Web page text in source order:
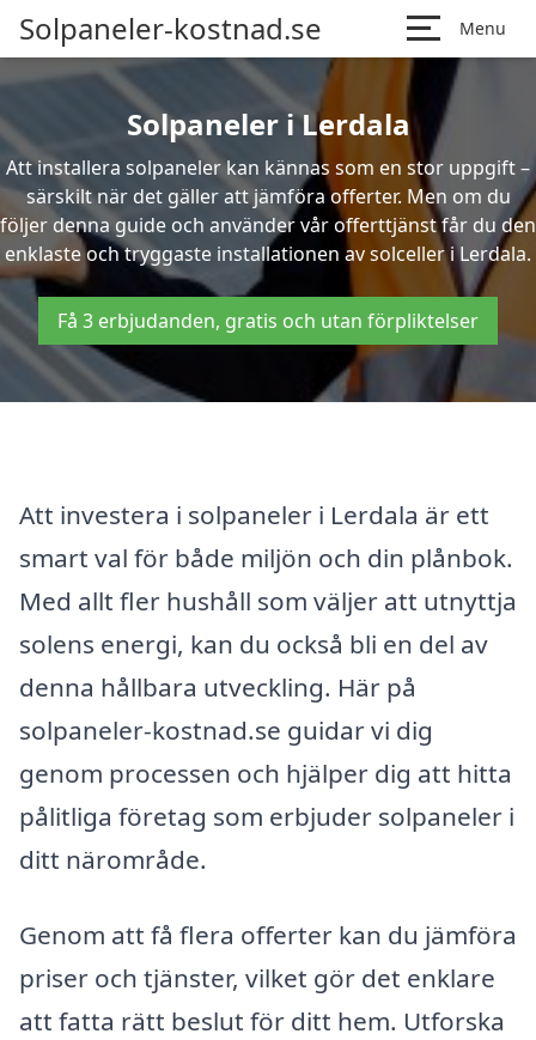
Solpaneler-kostnad.se Menu
Solpaneler i Lerdala
Att installera solpaneler kan kännas som en stor uppgift –
särskilt när det gäller att jämföra offerter. Men om du
följer denna guide och använder vår offerttjänst får du den
enklaste och tryggaste installationen av solceller i Lerdala.
Få 3 erbjudanden, gratis och utan förpliktelser
Att investera i solpaneler i Lerdala är ett
smart val för både miljön och din plånbok.
Med allt fler hushåll som väljer att utnyttja
solens energi, kan du också bli en del av
denna hållbara utveckling. Här på
solpaneler-kostnad.se guidar vi dig
genom processen och hjälper dig att hitta
pålitliga företag som erbjuder solpaneler i
ditt närområde.
Genom att få flera offerter kan du jämföra
priser och tjänster, vilket gör det enklare
att fatta rätt beslut för ditt hem. Utforska